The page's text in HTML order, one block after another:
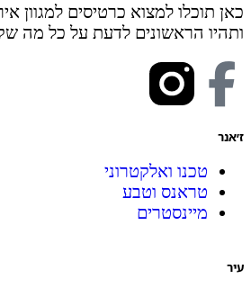
כאן תוכלו למצוא כרטיסים למגוון
ותהיו הראשונים לדעת על כל מה
ז׳אנר
טכנו ואלקטרוני
טראנס וטבע
מיינסטרים
עיר